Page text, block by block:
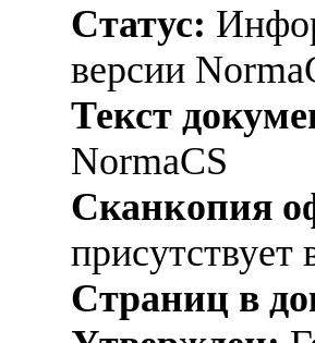
Статус:
версии
Текст
NormaCS
Сканкопия
присутствует
Страниц в